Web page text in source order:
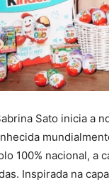
Sato inicia a
100% nacional, a
Inspirada na